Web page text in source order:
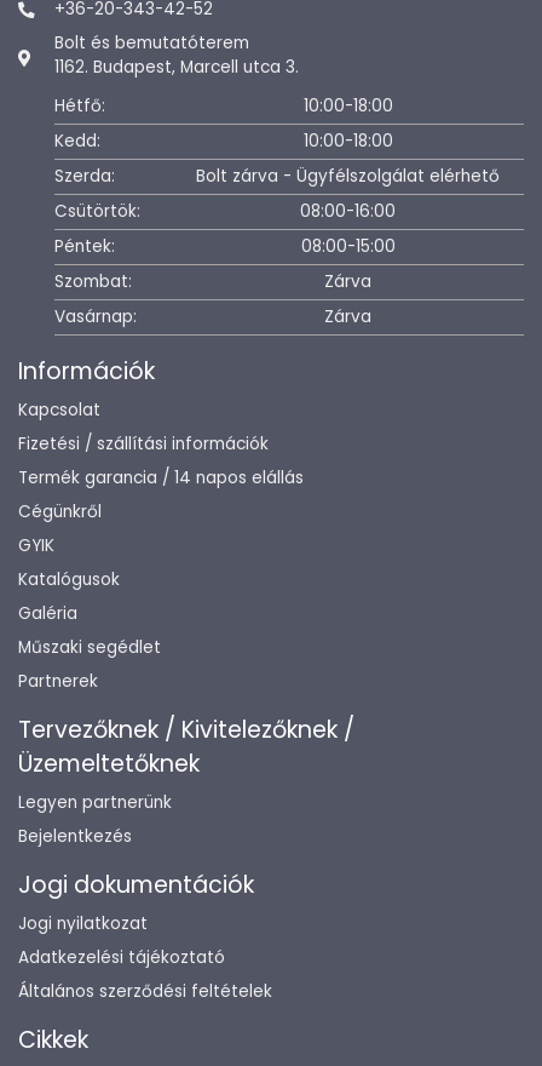
+36-20-343-42-52
Bolt és bemutatóterem
1162. Budapest, Marcell utca 3.
Hétfő:
10:00-18:00
Kedd:
10:00-18:00
Szerda:
Bolt zárva - Ügyfélszolgálat elérhető
Csütörtök:
08:00-16:00
Péntek:
08:00-15:00
Szombat:
Zárva
Vasárnap:
Zárva
Információk
Kapcsolat
Fizetési / szállítási információk
Termék garancia / 14 napos elállás
Cégünkről
GYIK
Katalógusok
Galéria
Műszaki segédlet
Partnerek
Tervezőknek / Kivitelezőknek /
Üzemeltetőknek
Legyen partnerünk
Bejelentkezés
Jogi dokumentációk
Jogi nyilatkozat
Adatkezelési tájékoztató
Általános szerződési feltételek
Cikkek